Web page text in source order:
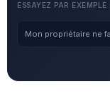
ESSAYEZ PAR EXEMPLE :
Mon propriétaire ne